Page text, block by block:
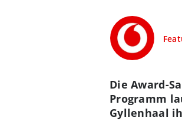
Die Award-
Programm
Gyllenhaal